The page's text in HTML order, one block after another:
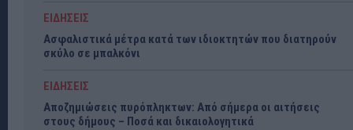
ΕΙΔΗΣΕΙΣ
Ασφαλιστικά μέτρα κατά των ιδιοκτητών που διατηρούν
σκύλο σε μπαλκόνι
ΕΙΔΗΣΕΙΣ
Αποζημιώσεις πυρόπληκτων: Από σήμερα οι αιτήσεις
στους δήμους – Ποσά και δικαιολογητικά